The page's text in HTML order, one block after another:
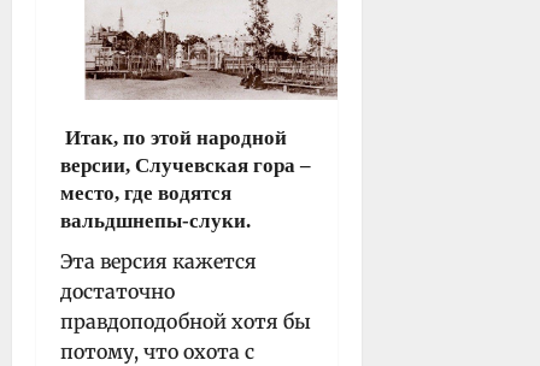
Итак, по этой народной
версии, Случевская гора –
место, где водятся
вальдшнепы-слуки.
Эта версия кажется
достаточно
правдоподобной хотя бы
потому, что охота с